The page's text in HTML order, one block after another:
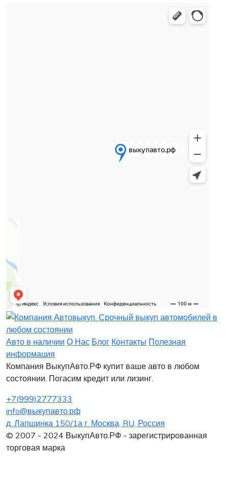
Заявка на лизинг
Я согласенна обработку персональных данных
Заявка на комиссию
Заявка на кредит
Я согласенна обработку персональных данных
Заявка на выкуп
Заполните, пожалуйста, форму.
Хочу заказать автомобиль
Заполните, пожалуйста, форму.
Оставить заявку
Авто в наличии О Нас Блог Контакты Полезная
информация
Компания ВыкупАвто.РФ купит ваше авто в любом
состоянии. Погасим кредит или лизинг.
+7(999)2777333
info@выкупавто.рф
д. Лапшинка 150/1а г. Москва, RU, Россия
© 2007 - 2024 ВыкупАвто.РФ - зарегистрированная
торговая марка